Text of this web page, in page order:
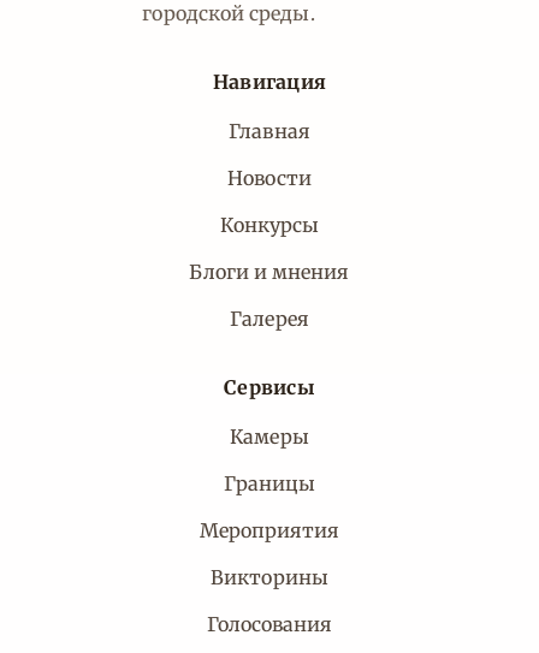
городской среды.
Навигация
Главная
Новости
Конкурсы
Блоги и мнения
Галерея
Сервисы
Камеры
Границы
Мероприятия
Викторины
Голосования